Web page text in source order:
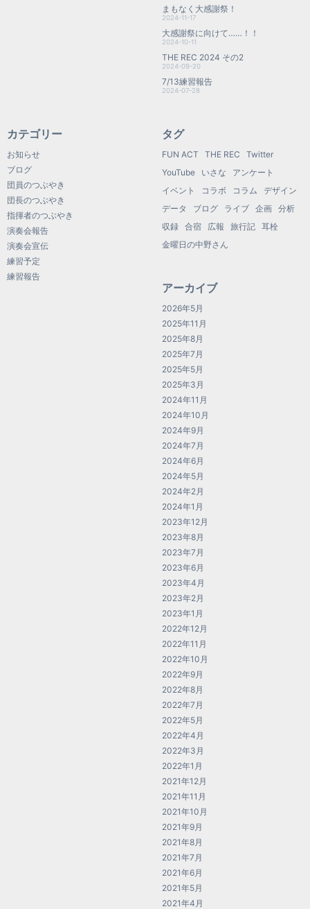
まもなく大感謝祭！
2024-11-17
大感謝祭に向けて……！！
2024-10-11
THE REC 2024 その2
2024-09-20
7/13練習報告
2024-07-28
カテゴリー
お知らせ
ブログ
団員のつぶやき
団長のつぶやき
指揮者のつぶやき
演奏会報告
演奏会宣伝
練習予定
練習報告
タグ
FUN ACT THE REC
Twitter
YouTube
いさな
アンケート
イベント
コラボ コラム
デザイン
データ
ブログ ライブ 企画
分析
収録
合宿 広報 旅行記
耳栓
金曜日の中野さん
アーカイブ
2026年5月
2025年11月
2025年8月
2025年7月
2025年5月
2025年3月
2024年11月
2024年10月
2024年9月
2024年7月
2024年6月
2024年5月
2024年2月
2024年1月
2023年12月
2023年8月
2023年7月
2023年6月
2023年4月
2023年2月
2023年1月
2022年12月
2022年11月
2022年10月
2022年9月
2022年8月
2022年7月
2022年5月
2022年4月
2022年3月
2022年1月
2021年12月
2021年11月
2021年10月
2021年9月
2021年8月
2021年7月
2021年6月
2021年5月
2021年4月